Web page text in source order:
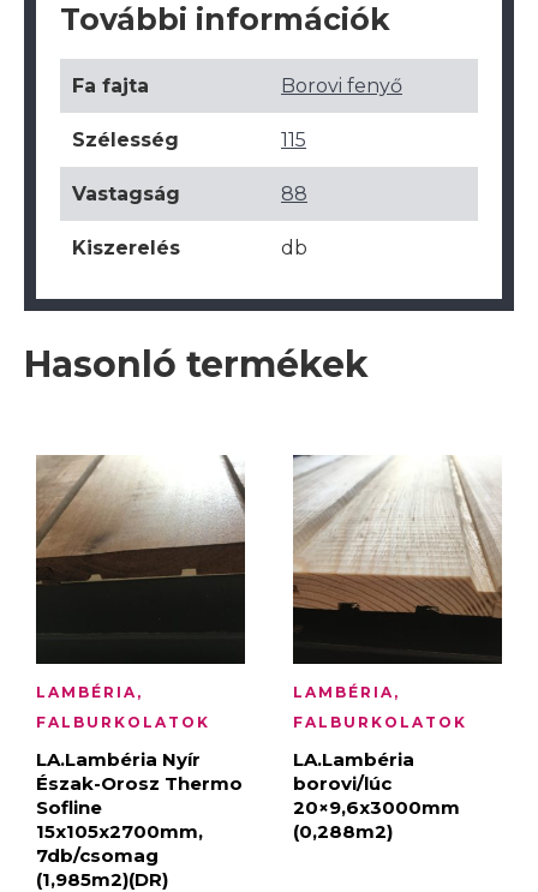
További információk
Fa fajta Borovi fenyő
Szélesség 115
Vastagság 88
Kiszerelés db
Hasonló termékek
LAMBÉRIA,
FALBURKOLATOK
LA.Lambéria Nyír
Észak-Orosz Thermo
Sofline
15x105x2700mm,
7db/csomag
(1,985m2)(DR)
LAMBÉRIA,
FALBURKOLATOK
LA.Lambéria
borovi/lúc
20×9,6x3000mm
(0,288m2)